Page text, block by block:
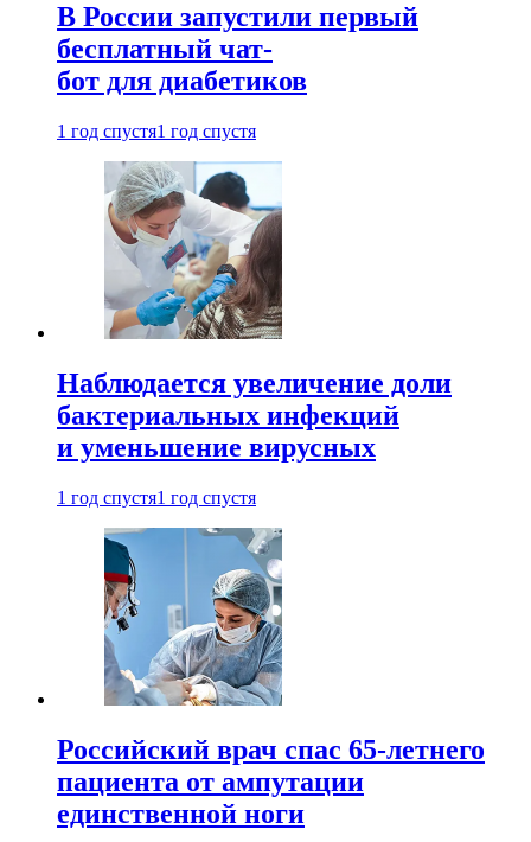
В России запустили первый
бесплатный чат-
бот для диабетиков
1 год спустя1 год спустя
Наблюдается увеличение доли
бактериальных инфекций
и уменьшение вирусных
1 год спустя1 год спустя
Российский врач спас 65-летнего
пациента от ампутации
единственной ноги